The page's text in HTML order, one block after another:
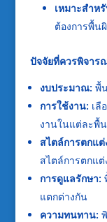
เหมาะสำห
ต้องการพื้น
ปัจจัยที่ควรพิจาร
งบประมาณ: พื้
การใช้งาน: เลื
งานในแต่ละพื้
สไตล์การตกแต่
สไตล์การตกแ
การดูแลรักษา:
แตกต่างกัน
ความทนทาน: